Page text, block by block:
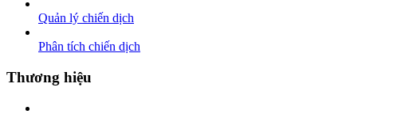
Quản lý chiến dịch
Phân tích chiến dịch
Thương hiệu